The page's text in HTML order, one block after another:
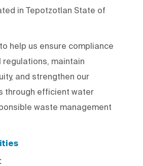
in Tepotzotlan State of
help us ensure compliance
regulations, maintain
and strengthen our
through efficient water
waste management
: